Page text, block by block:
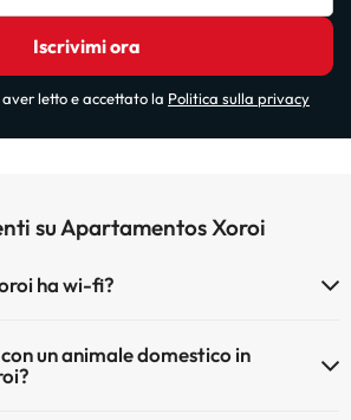
Iscrivimi ora
letto e accettato la Politica sulla privacy
su Apartamentos Xoroi
ha wi-fi?
un animale domestico in